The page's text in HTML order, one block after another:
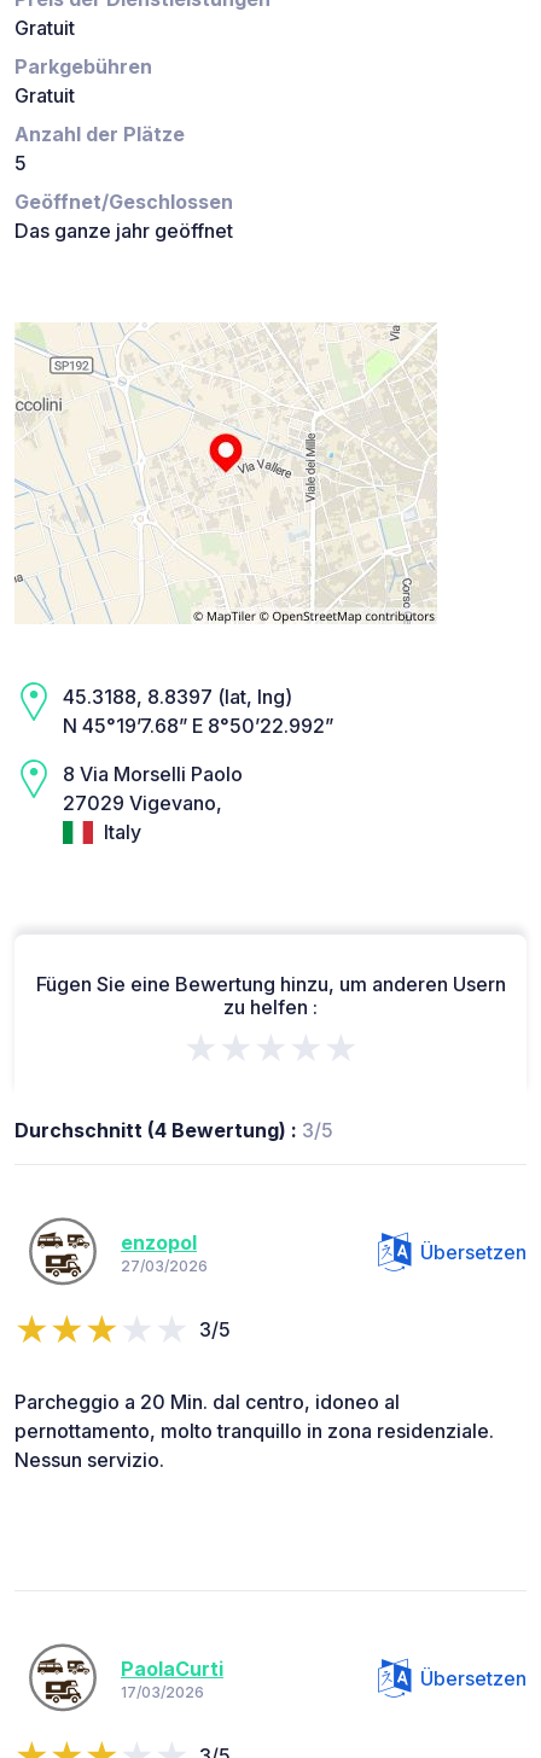
Gratuit
Parkgebühren
Gratuit
Anzahl der Plätze
5
Geöffnet/Geschlossen
Das ganze jahr geöffnet
45.3188, 8.8397 (lat, lng)
N 45°19’7.68” E 8°50’22.992”
8 Via Morselli Paolo
27029 Vigevano,
Italy
Fügen Sie eine Bewertung hinzu, um anderen Usern
zu helfen :
★★★★★
Durchschnitt (4 Bewertung) : 3/5
enzopol
27/03/2026
Übersetzen
3/5
Parcheggio a 20 Min. dal centro, idoneo al
pernottamento, molto tranquillo in zona residenziale.
Nessun servizio.
PaolaCurti
17/03/2026
Übersetzen